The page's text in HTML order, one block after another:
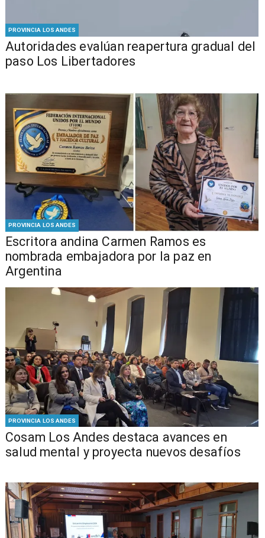
PROVINCIA LOS ANDES
​​Autoridades evalúan reapertura gradual del
paso Los Libertadores
PROVINCIA LOS ANDES
Escritora andina Carmen Ramos es
nombrada embajadora por la paz en
Argentina
PROVINCIA LOS ANDES
Cosam Los Andes destaca avances en
salud mental y proyecta nuevos desafíos